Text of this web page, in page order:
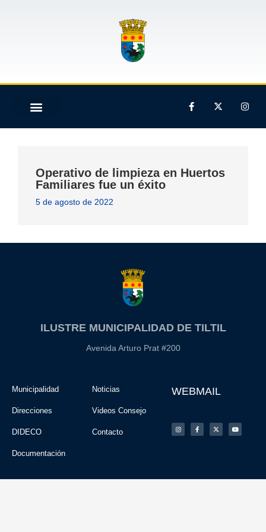
Operativo de limpieza en Huertos
Familiares fue un éxito
5 de agosto de 2022
ILUSTRE MUNICIPALIDAD DE TILTIL
Avenida Arturo Prat #200
Municipalidad
Direcciones
DIDECO
Documentación
Noticias
Videos Consejo
Contacto
WEBMAIL